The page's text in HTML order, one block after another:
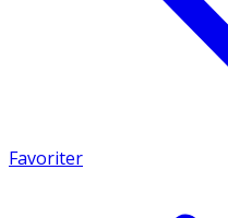
Favoriter